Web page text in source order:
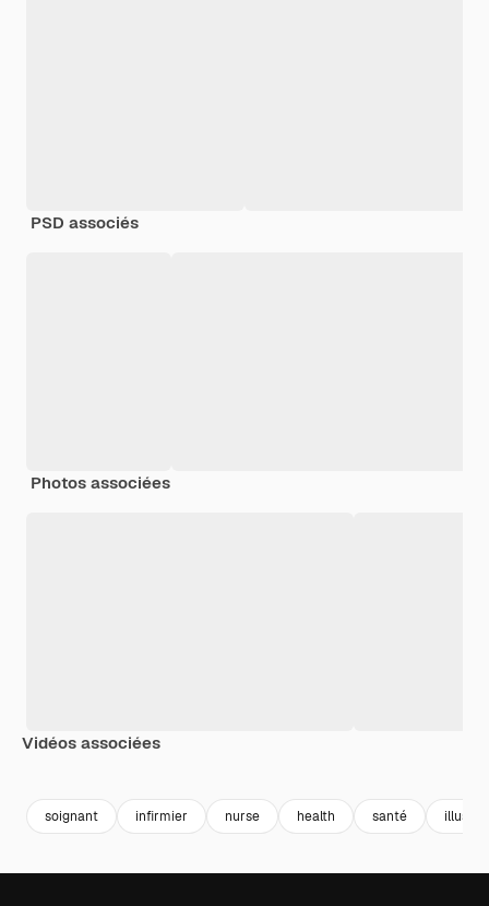
PSD associés
Photos associées
Vidéos associées
soignant infirmier nurse health santé